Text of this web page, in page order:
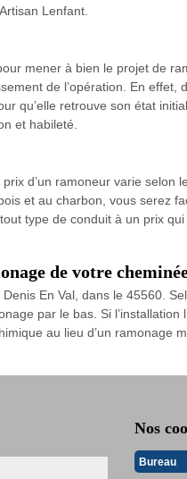
Lenfant.
mener à bien le projet de
de l’opération. En
qu’elle retrouve son état
et habileté.
d’un ramoneur varie
et au charbon, vous serez
type de conduit à un prix
de votre
En Val, dans le 45560.
par le bas. Si
au lieu d’un ramonage
Nos
Bureau